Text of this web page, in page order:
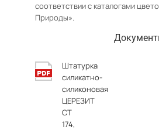
соответствии с каталогами
Природы».
Штатурка
силикатно-
силиконовая
ЦЕРЕЗИТ
СТ
174,